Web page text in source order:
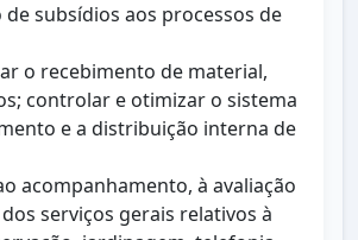
subsídios aos processos de
o recebimento de material,
controlar e otimizar o sistema
e a distribuição interna de
acompanhamento, à avaliação
serviços gerais relativos à